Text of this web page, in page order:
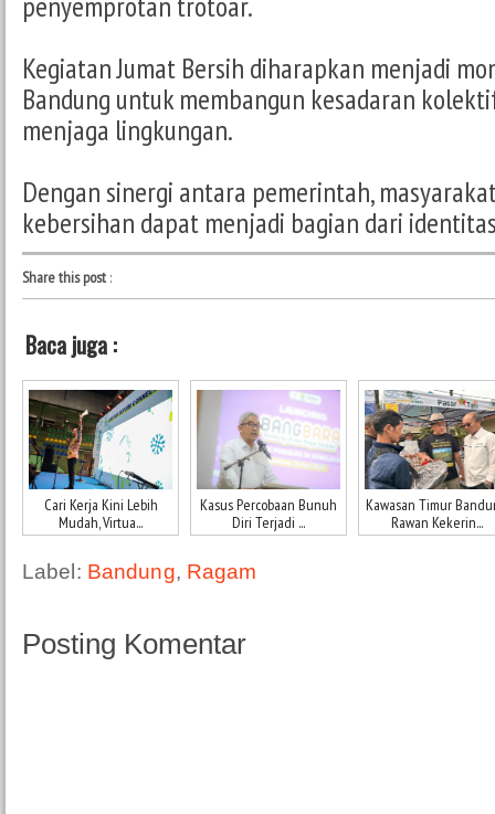
Kegiatan Jumat Bersih diharapkan menjadi
Bandung untuk membangun kesadaran
menjaga lingkungan.
Dengan sinergi antara pemerintah,
kebersihan dapat menjadi bagian dari
Share this post:
Baca juga :
Cari Kerja Kini Lebih
Mudah, Virtua...
Kasus Percobaan Bunuh
Diri Terjadi ...
Kawasan Timur
Rawan Kekerin...
Label: Bandung, Ragam
Posting Komentar